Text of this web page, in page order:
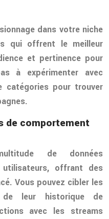
dans votre niche
qui offrent le meilleur
et pertinence pour
à expérimenter avec
catégories pour trouver
de comportement
de données
offrant des
Vous pouvez cibler les
leur historique de
avec les streams